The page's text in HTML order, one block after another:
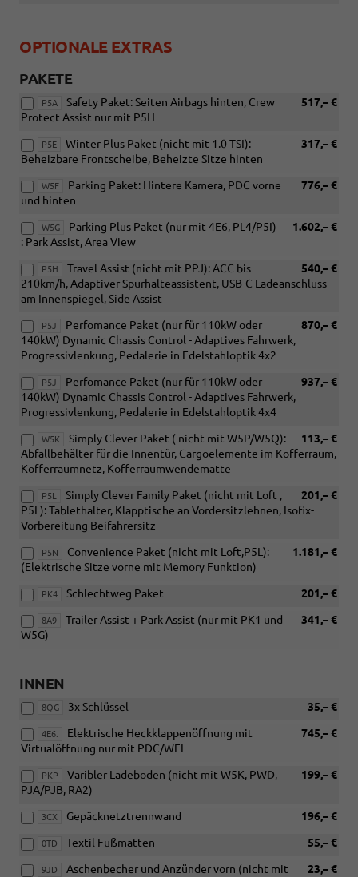
OPTIONALE EXTRAS
PAKETE
P5A 517,– €
Safety Paket: Seiten Airbags hinten, Crew
Protect Assist nur mit P5H
P5E 317,– €
Winter Plus Paket (nicht mit 1.0 TSI):
Beheizbare Frontscheibe, Beheizte Sitze hinten
W5F 776,– €
Parking Paket: Hintere Kamera, PDC vorne
und hinten
W5G 1.602,– €
Parking Plus Paket (nur mit 4E6, PL4/P5I)
: Park Assist, Area View
P5H 540,– €
Travel Assist (nicht mit PPJ): ACC bis
210km/h, Adaptiver Spurhalteassistent, USB-C Ladeanschluss
am Innenspiegel, Side Assist
P5J 870,– €
Perfomance Paket (nur für 110kW oder
140kW) Dynamic Chassis Control - Adaptives Fahrwerk,
Progressivlenkung, Pedalerie in Edelstahloptik 4x2
P5J 937,– €
Perfomance Paket (nur für 110kW oder
140kW) Dynamic Chassis Control - Adaptives Fahrwerk,
Progressivlenkung, Pedalerie in Edelstahloptik 4x4
W5K 113,– €
Simply Clever Paket ( nicht mit W5P/W5Q):
Abfallbehälter für die Innentür, Cargoelemente im Kofferraum,
Kofferraumnetz, Kofferraumwendematte
P5L 201,– €
Simply Clever Family Paket (nicht mit Loft ,
P5L): Tablethalter, Klapptische an Vordersitzlehnen, Isofix-
Vorbereitung Beifahrersitz
P5N 1.181,– €
Convenience Paket (nicht mit Loft,P5L):
(Elektrische Sitze vorne mit Memory Funktion)
PK4 201,– €
Schlechtweg Paket
8A9 341,– €
Trailer Assist + Park Assist (nur mit PK1 und
W5G)
INNEN
8QG 35,– €
3x Schlüssel
4E6. 745,– €
Elektrische Heckklappenöffnung mit
Virtualöffnung nur mit PDC/WFL
PKP 199,– €
Varibler Ladeboden (nicht mit W5K, PWD,
PJA/PJB, RA2)
3CX 196,– €
Gepäcknetztrennwand
0TD 55,– €
Textil Fußmatten
9JD 23,– €
Aschenbecher und Anzünder vorn (nicht mit